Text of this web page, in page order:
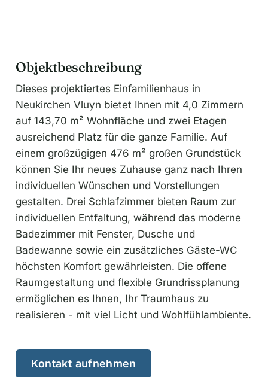
Objektbeschreibung
Dieses projektiertes Einfamilienhaus in
Neukirchen Vluyn bietet Ihnen mit 4,0 Zimmern
auf 143,70 m² Wohnfläche und zwei Etagen
ausreichend Platz für die ganze Familie. Auf
einem großzügigen 476 m² großen Grundstück
können Sie Ihr neues Zuhause ganz nach Ihren
individuellen Wünschen und Vorstellungen
gestalten. Drei Schlafzimmer bieten Raum zur
individuellen Entfaltung, während das moderne
Badezimmer mit Fenster, Dusche und
Badewanne sowie ein zusätzliches Gäste-WC
höchsten Komfort gewährleisten. Die offene
Raumgestaltung und flexible Grundrissplanung
ermöglichen es Ihnen, Ihr Traumhaus zu
realisieren - mit viel Licht und Wohlfühlambiente.
Kontakt aufnehmen